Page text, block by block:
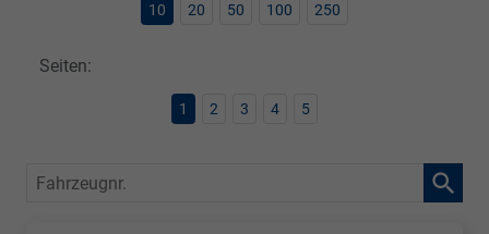
10 20 50 100 250
Seiten:
1 2 3 4 5
Fahrzeugnr.